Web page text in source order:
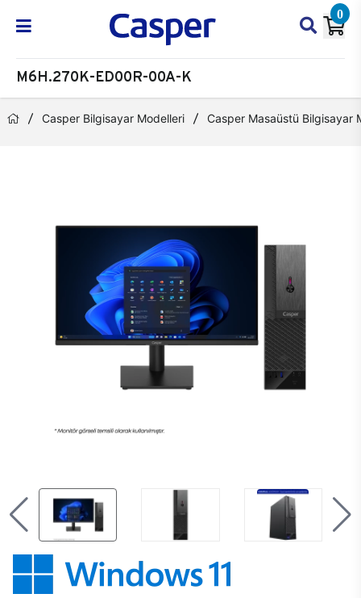
0
M6H.270K-ED00R-00A-K
Casper Bilgisayar Modelleri Casper Masaüstü Bilgisayar